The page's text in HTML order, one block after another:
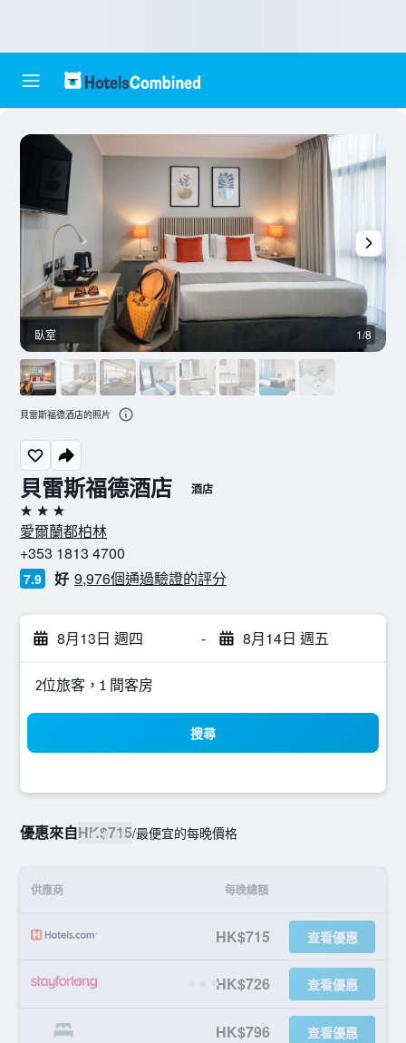
貝雷斯福德酒店 酒店
3星級
愛爾蘭都柏林
+353 1813 4700
7.9 好 9,976個通過驗證的評分
8月13日 週四 - 8月14日 週五
2位旅客，1 間客房
搜尋
優惠來自HK$715/最便宜的每晚價格
供應商 每晚總額
HK$715 查看優惠
HK$726 查看優惠
HK$796 查看優惠
臥室 1/8
貝雷斯福德酒店的照片